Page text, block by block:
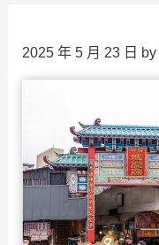
2025 年 5 月 23 日 by